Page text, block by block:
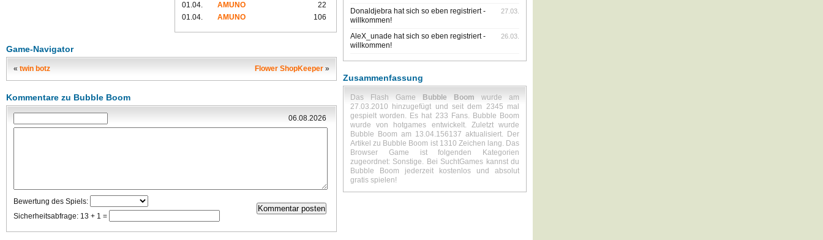
01.04.
AMUNO
22
01.04.
AMUNO 106
Game-Navigator
Flower ShopKeeper »
« twin botz
Kommentare zu Bubble Boom
06.08.2026
Bewertung des Spiels:
Sicherheitsabfrage: 13 + 1 =
27.03.
Donaldjebra hat sich so eben registriert -
willkommen!
26.03.
AleX_unade hat sich so eben registriert -
willkommen!
Zusammenfassung
Das Flash Game Bubble Boom wurde am
27.03.2010 hinzugefügt und seit dem 2345 mal
gespielt worden. Es hat 233 Fans. Bubble Boom
wurde von hotgames entwickelt. Zuletzt wurde
Bubble Boom am 13.04.156137 aktualisiert. Der
Artikel zu Bubble Boom ist 1310 Zeichen lang. Das
Browser Game ist folgenden Kategorien
zugeordnet: Sonstige. Bei SuchtGames kannst du
Bubble Boom jederzeit kostenlos und absolut
gratis spielen!